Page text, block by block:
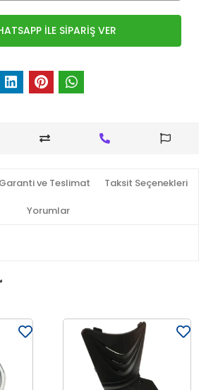
İLE SİPARİŞ VER
Garanti ve Teslimat Taksit Seçenekleri
Yorumlar